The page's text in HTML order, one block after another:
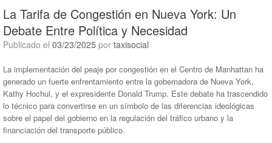
La Tarifa de Congestión en Nueva York: Un
Debate Entre Política y Necesidad
Publicado el 03/23/2025 por taxisocial
La implementación del peaje por congestión en el Centro de Manhattan ha
generado un fuerte enfrentamiento entre la gobernadora de Nueva York,
Kathy Hochul, y el expresidente Donald Trump. Este debate ha trascendido
lo técnico para convertirse en un símbolo de las diferencias ideológicas
sobre el papel del gobierno en la regulación del tráfico urbano y la
financiación del transporte público.